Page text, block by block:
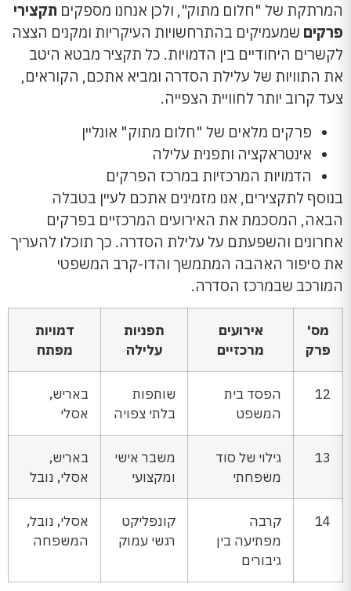
המרתקת של "חלום מתוק", ולכן אנחנו מספקים תקצירי
פרקים שמעמיקים בהתרחשויות העיקריות ומקנים הצצה
לקשרים היחודיים בין הדמויות. כל תקציר מבטא היטב
את התוויות של עלילת הסדרה ומביא אתכם, הקוראים,
צעד קרוב יותר לחוויית הצפייה.
פרקים מלאים של "חלום מתוק" אונליין
אינטראקציה ותפנית עלילה
הדמויות המרכזיות במרכז הפרקים
בנוסף לתקצירים, אנו מזמינים אתכם לעיין בטבלה
הבאה, המסכמת את האירועים המרכזיים בפרקים
אחרונים והשפעתם על עלילת הסדרה. כך תוכלו להעריך
את סיפור האהבה המתמשך והדו-קרב המשפטי
המורכב שבמרכז הסדרה.
מס'
פרק
אירועים
מרכזיים
תפניות
עלילה
דמויות
מפתח
12
הפסד בית
המשפט
שותפות
בלתי צפויה
באריש,
אסלי
13
גילוי של סוד
משפחתי
משבר אישי
ומקצועי
באריש,
אסלי, נובל
14
קרבה
מפתיעה בין
גיבורים
קונפליקט
רגשי עמוק
אסלי, נובל,
המשפחה